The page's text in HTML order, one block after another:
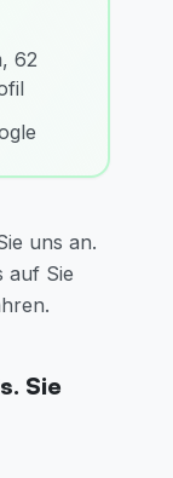
62
uns an.
auf Sie
Sie